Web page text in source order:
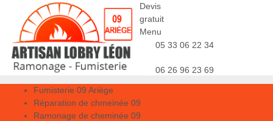
Devis
gratuit
Menu
05 33 06 22 34
06 26 96 23 69
Fumisterie 09 Ariège
Réparation de chmeinée 09
Ramonage de cheminée 09